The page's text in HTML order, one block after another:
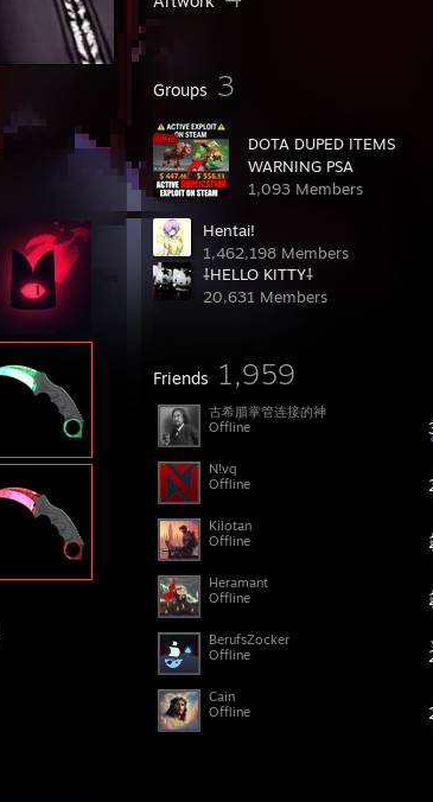
Groups 3
DOTA DUPED ITEMS
WARNING PSA
1,093 Members
Hentai!
1,462,198 Members
⸸HELLO KITTY⸸
20,631 Members
Friends 1,959
古希腊掌管连接的神
Offline
N!vq
Offline
Kilotan
Offline
Heramant
Offline
BerufsZocker
Offline
Cain
Offline